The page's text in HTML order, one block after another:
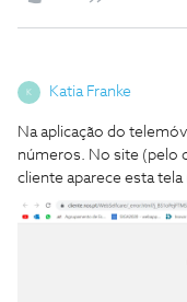
K Katia Franke
Na aplicação do
números. No site (pelo
cliente aparece esta